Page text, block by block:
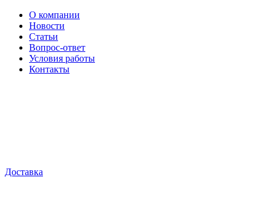
О компании
Новости
Статьи
Вопрос-ответ
Условия работы
Контакты
Доставка